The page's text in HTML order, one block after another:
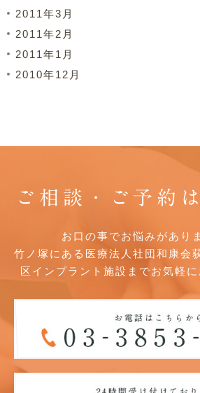
2011年3月
2011年2月
2011年1月
2010年12月
ご相談・ご予約
お口の事でお悩みがあり
竹ノ塚にある医療法人社団和康
区インプラント施設までお気軽に